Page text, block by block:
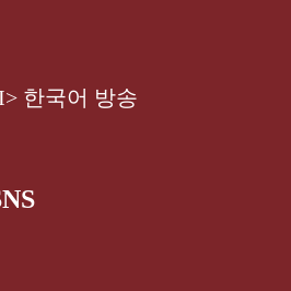
한국어 방송